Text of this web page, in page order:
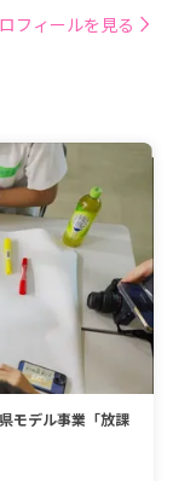
フィールを見る
モデル事業「放課